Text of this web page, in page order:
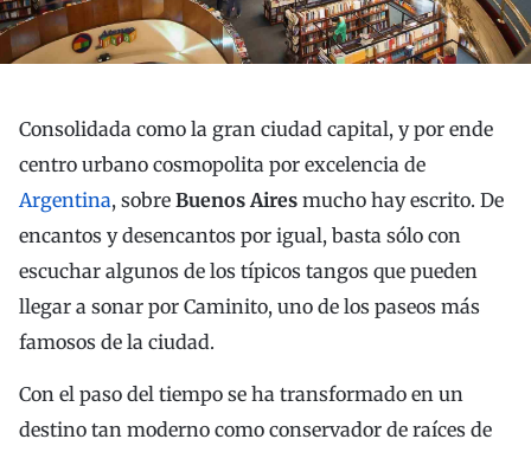
Consolidada como la gran ciudad capital, y por ende
centro urbano cosmopolita por excelencia de
Argentina, sobre Buenos Aires mucho hay escrito. De
encantos y desencantos por igual, basta sólo con
escuchar algunos de los típicos tangos que pueden
llegar a sonar por Caminito, uno de los paseos más
famosos de la ciudad.
Con el paso del tiempo se ha transformado en un
destino tan moderno como conservador de raíces de